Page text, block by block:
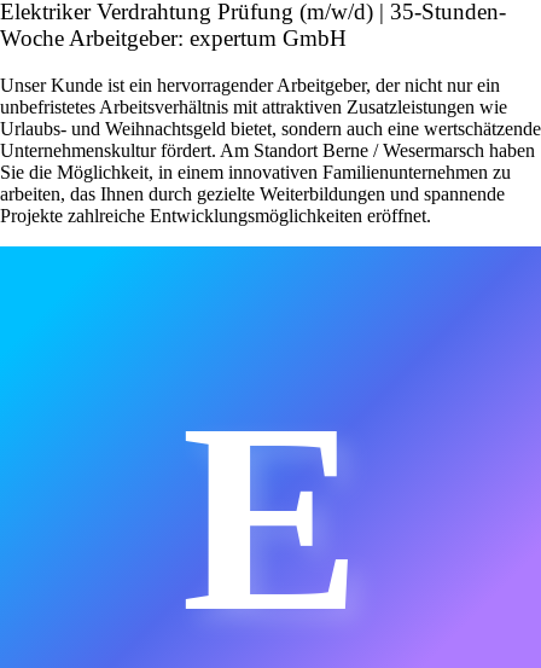
Elektriker Verdrahtung Prüfung (m/w/d) | 35-Stunden-
Woche Arbeitgeber: expertum GmbH
Unser Kunde ist ein hervorragender Arbeitgeber, der nicht nur ein
unbefristetes Arbeitsverhältnis mit attraktiven Zusatzleistungen wie
Urlaubs- und Weihnachtsgeld bietet, sondern auch eine wertschätzende
Unternehmenskultur fördert. Am Standort Berne / Wesermarsch haben
Sie die Möglichkeit, in einem innovativen Familienunternehmen zu
arbeiten, das Ihnen durch gezielte Weiterbildungen und spannende
Projekte zahlreiche Entwicklungsmöglichkeiten eröffnet.
E